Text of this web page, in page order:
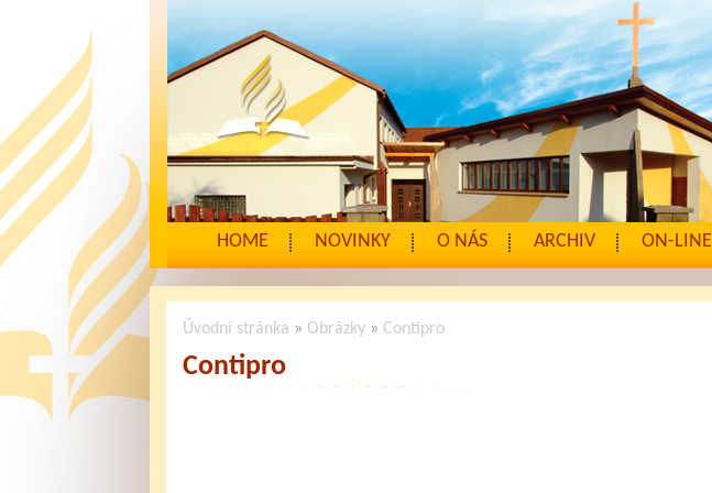
HOME NOVINKY O NÁS ARCHIV ON-LINE
Úvodní stránka » Obrázky» Contipro
Contipro